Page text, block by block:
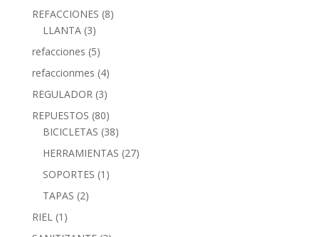
REFACCIONES (8)
LLANTA (3)
refacciones (5)
refaccionmes (4)
REGULADOR (3)
REPUESTOS (80)
BICICLETAS (38)
HERRAMIENTAS (27)
SOPORTES (1)
TAPAS (2)
RIEL (1)